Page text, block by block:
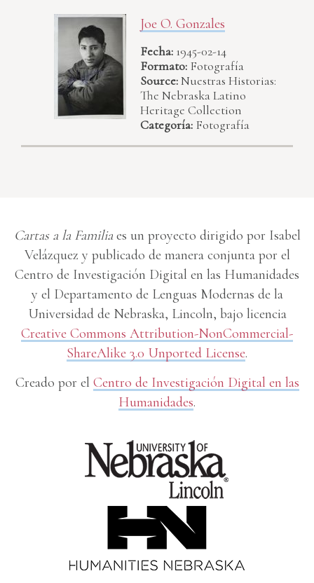
Joe O. Gonzales
Fecha: 1945-02-14
Formato: Fotografía
Source:Nuestras Historias:
The Nebraska Latino
Heritage Collection
Categoría: Fotografía
Cartas a la Familiaes un proyecto dirigido por Isabel
Velázquez y publicado de manera conjunta por el
Centro de Investigación Digital en las Humanidades
y el Departamento de Lenguas Modernas de la
Universidad de Nebraska, Lincoln, bajo licencia
Creative Commons Attribution-NonCommercial-
ShareAlike 3.0 Unported License.
Creado por el Centro de Investigación Digital en las
Humanidades.